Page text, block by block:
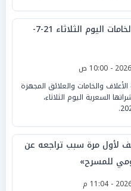
أسعار الأعلاف والخامات اليوم الثلاثاء 21-7-
والخامات والعلائق المجهزة
السعرية اليوم الثلاثاء،
لأول مرة سبب تراجعه عن
للمسرح»